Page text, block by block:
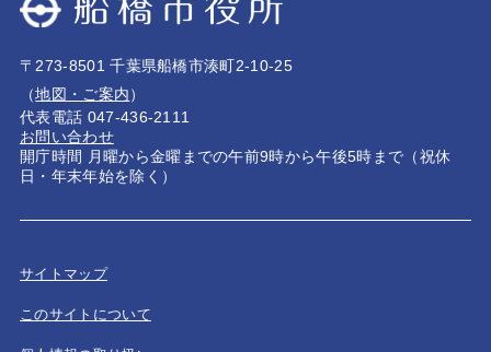
〒273-8501 千葉県船橋市湊町2-10-25
（地図・ご案内）
代表電話 047-436-2111
お問い合わせ
開庁時間 月曜から金曜までの午前9時から午後5時まで（祝休
日・年末年始を除く）
サイトマップ
このサイトについて